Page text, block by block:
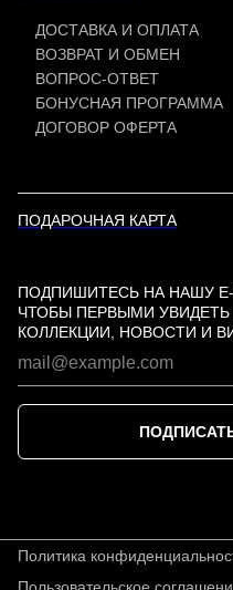
ДОСТАВКА И ОПЛАТА
ВОЗВРАТ И ОБМЕН
ВОПРОС-ОТВЕТ
БОНУСНАЯ ПРОГРАММА
ДОГОВОР ОФЕРТА
ПОДАРОЧНАЯ КАРТА
ПОДПИШИТЕСЬ НА НАШУ E-
ЧТОБЫ ПЕРВЫМИ
КОЛЛЕКЦИИ, НОВОСТИ И
Политика
Пользовательское